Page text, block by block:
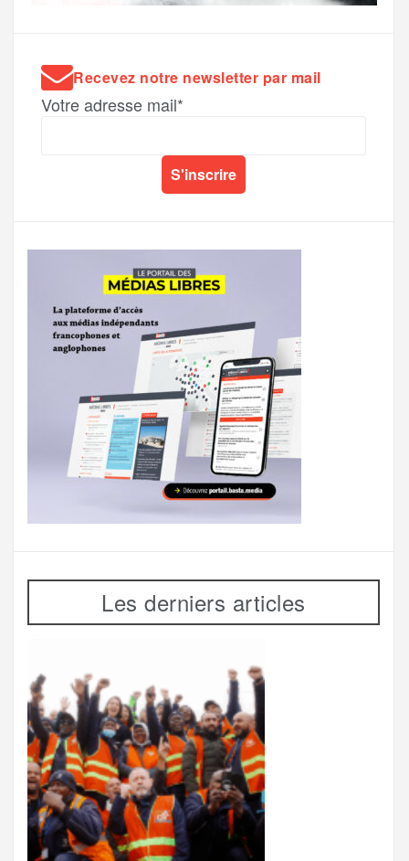
Recevez notre newsletter par mail
Votre adresse mail*
Les derniers articles